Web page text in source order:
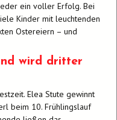
ein voller Erfolg. Bei
Kinder mit leuchtenden
Ostereiern – und
wird dritter
Elea Stute gewinnt
beim 10. Frühlingslauf